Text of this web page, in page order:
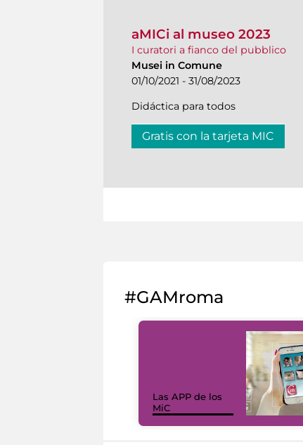
aMICi al museo 2023
I curatori a fianco del pubblico
Musei in Comune
01/10/2021 - 31/08/2023
Didáctica para todos
Gratis con la tarjeta MIC
#GAMroma
Las APP de los
MiC